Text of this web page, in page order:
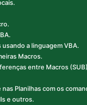
a linguagem VBA.
Macros.
entre Macros
Planilhas com os
e outros.